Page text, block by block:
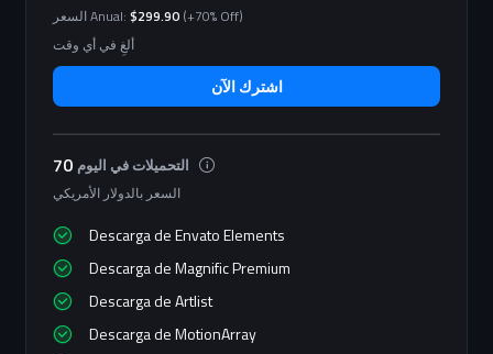
السعر Anual: $299.90 (+70% Off)
ألغِ في أي وقت
اشترك الآن
70 التحميلات في اليوم
السعر بالدولار الأمريكي
Descarga de Envato Elements
Descarga de Magnific Premium
Descarga de Artlist
Descarga de MotionArray